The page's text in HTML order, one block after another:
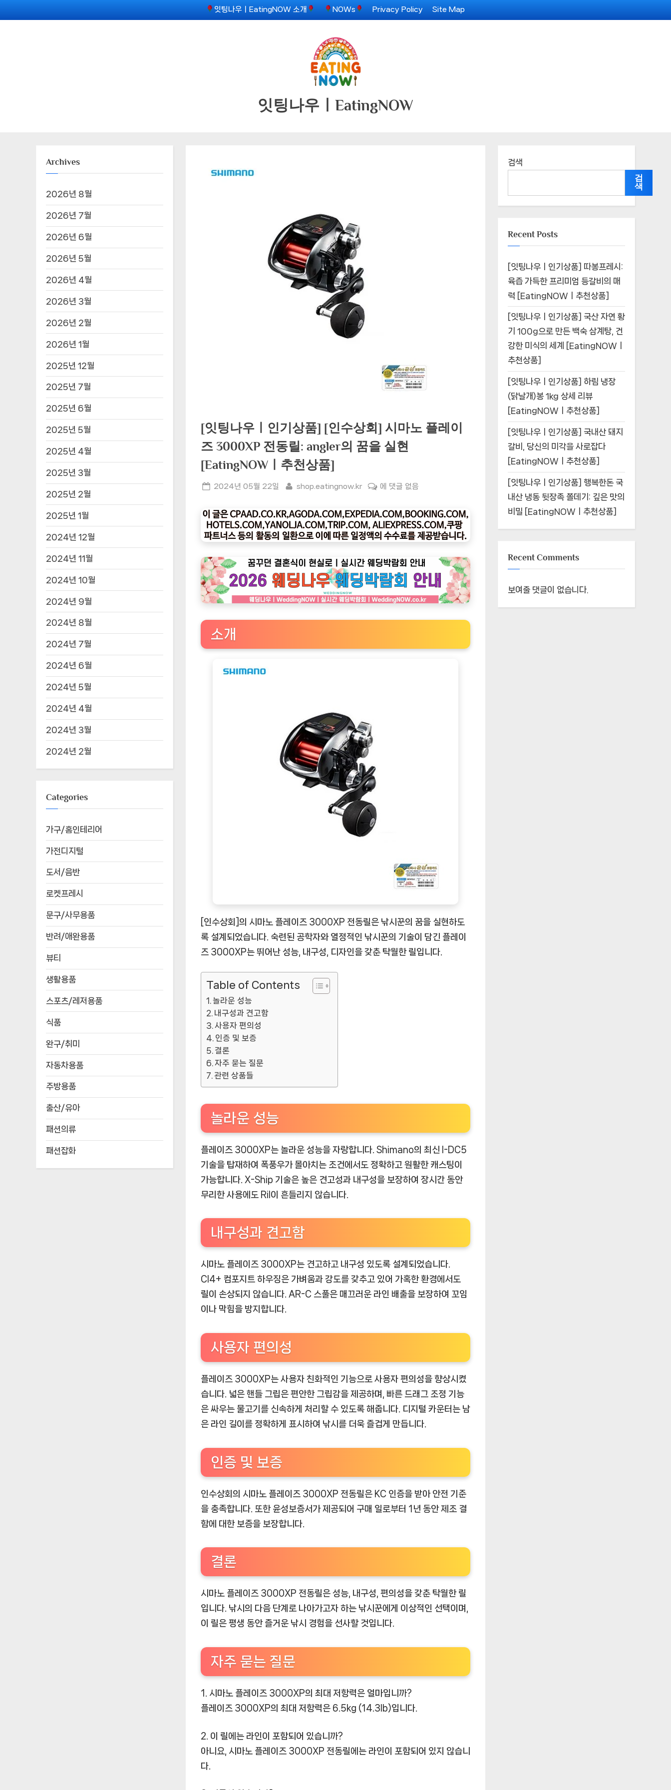
to
잇팅나우ㅣEatingNOW 소개 NOWs Privacy Policy Site Map
잇팅나우ㅣEatingNOW
[잇팅나우ㅣ인기상품] [인수상회] 시마노 플레이
즈 3000XP 전동릴: angler의 꿈을 실현
[EatingNOWㅣ추천상품]
Posted
2024년 05월 22일 By
shop.eatingnow.kr
[잇
나
우
ㅣ
기
상
품]
[인
[EatingNOW
상
품]
에 댓글 없음
소개
[인수상회]의 시마노 플레이즈 3000XP 전동릴은 낚시꾼의 꿈을 실현하도
록 설계되었습니다. 숙련된 공학자와 열정적인 낚시꾼의 기술이 담긴 플레이
즈 3000XP는 뛰어난 성능, 내구성, 디자인을 갖춘 탁월한 릴입니다.
Table of Contents
놀라운 성능
내구성과 견고함
사용자 편의성
인증 및 보증
결론
자주 묻는 질문
관련 상품들
놀라운 성능
플레이즈 3000XP는 놀라운 성능을 자랑합니다. Shimano의 최신 I-DC5
기술을 탑재하여 폭풍우가 몰아치는 조건에서도 정확하고 원활한 캐스팅이
가능합니다. X-Ship 기술은 높은 견고성과 내구성을 보장하여 장시간 동안
무리한 사용에도 Ril이 흔들리지 않습니다.
내구성과 견고함
시마노 플레이즈 3000XP는 견고하고 내구성 있도록 설계되었습니다.
CI4+ 컴포지트 하우징은 가벼움과 강도를 갖추고 있어 가혹한 환경에서도
릴이 손상되지 않습니다. AR-C 스풀은 매끄러운 라인 배출을 보장하여 꼬임
이나 막힘을 방지합니다.
사용자 편의성
플레이즈 3000XP는 사용자 친화적인 기능으로 사용자 편의성을 향상시켰
습니다. 넓은 핸들 그립은 편안한 그립감을 제공하며, 빠른 드래그 조정 기능
은 싸우는 물고기를 신속하게 처리할 수 있도록 해줍니다. 디지털 카운터는 남
은 라인 길이를 정확하게 표시하여 낚시를 더욱 즐겁게 만듭니다.
인증 및 보증
인수상회의 시마노 플레이즈 3000XP 전동릴은 KC 인증을 받아 안전 기준
을 충족합니다. 또한 윤성보증서가 제공되어 구매 일로부터 1년 동안 제조 결
함에 대한 보증을 보장합니다.
결론
시마노 플레이즈 3000XP 전동릴은 성능, 내구성, 편의성을 갖춘 탁월한 릴
입니다. 낚시의 다음 단계로 나아가고자 하는 낚시꾼에게 이상적인 선택이며,
이 릴은 평생 동안 즐거운 낚시 경험을 선사할 것입니다.
자주 묻는 질문
1. 시마노 플레이즈 3000XP의 최대 저항력은 얼마입니까?
플레이즈 3000XP의 최대 저항력은 6.5kg (14.3lb)입니다.
2. 이 릴에는 라인이 포함되어 있습니까?
아니요, 시마노 플레이즈 3000XP 전동릴에는 라인이 포함되어 있지 않습니
다.
Archives
2026년 8월
2026년 7월
2026년 6월
2026년 5월
2026년 4월
2026년 3월
2026년 2월
2026년 1월
2025년 12월
2025년 7월
2025년 6월
2025년 5월
2025년 4월
2025년 3월
2025년 2월
2025년 1월
2024년 12월
2024년 11월
2024년 10월
2024년 9월
2024년 8월
2024년 7월
2024년 6월
2024년 5월
2024년 4월
2024년 3월
2024년 2월
Categories
가구/홈인테리어
가전디지털
도서/음반
로켓프레시
문구/사무용품
반려/애완용품
뷰티
생활용품
스포츠/레저용품
식품
완구/취미
자동차용품
주방용품
출산/유아
패션의류
패션잡화
검색
검
색
Recent Posts
[잇팅나우ㅣ인기상품] 따봉프레시:
육즙 가득한 프리미엄 등갈비의 매
력 [EatingNOWㅣ추천상품]
[잇팅나우ㅣ인기상품] 국산 자연 황
기 100g으로 만든 백숙 삼계탕, 건
강한 미식의 세계 [EatingNOWㅣ
추천상품]
[잇팅나우ㅣ인기상품] 하림 냉장
(닭날개)봉 1kg 상세 리뷰
[EatingNOWㅣ추천상품]
[잇팅나우ㅣ인기상품] 국내산 돼지
갈비, 당신의 미각을 사로잡다
[EatingNOWㅣ추천상품]
[잇팅나우ㅣ인기상품] 행복한돈 국
내산 냉동 뒷장족 쫄데기: 깊은 맛의
비밀 [EatingNOWㅣ추천상품]
Recent Comments
보여줄 댓글이 없습니다.